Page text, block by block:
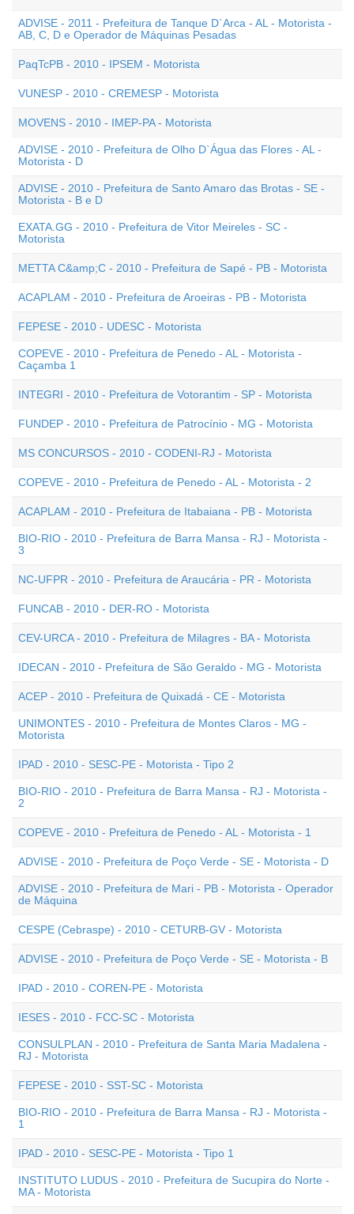
ADVISE - 2011 - Prefeitura de Tanque D`Arca - AL - Motorista -
AB, C, D e Operador de Máquinas Pesadas
PaqTcPB - 2010 - IPSEM - Motorista
VUNESP - 2010 - CREMESP - Motorista
MOVENS - 2010 - IMEP-PA - Motorista
ADVISE - 2010 - Prefeitura de Olho D`Água das Flores - AL -
Motorista - D
ADVISE - 2010 - Prefeitura de Santo Amaro das Brotas - SE -
Motorista - B e D
EXATA.GG - 2010 - Prefeitura de Vitor Meireles - SC -
Motorista
METTA C&amp;C - 2010 - Prefeitura de Sapé - PB - Motorista
ACAPLAM - 2010 - Prefeitura de Aroeiras - PB - Motorista
FEPESE - 2010 - UDESC - Motorista
COPEVE - 2010 - Prefeitura de Penedo - AL - Motorista -
Caçamba 1
INTEGRI - 2010 - Prefeitura de Votorantim - SP - Motorista
FUNDEP - 2010 - Prefeitura de Patrocínio - MG - Motorista
MS CONCURSOS - 2010 - CODENI-RJ - Motorista
COPEVE - 2010 - Prefeitura de Penedo - AL - Motorista - 2
ACAPLAM - 2010 - Prefeitura de Itabaiana - PB - Motorista
BIO-RIO - 2010 - Prefeitura de Barra Mansa - RJ - Motorista -
3
NC-UFPR - 2010 - Prefeitura de Araucária - PR - Motorista
FUNCAB - 2010 - DER-RO - Motorista
CEV-URCA - 2010 - Prefeitura de Milagres - BA - Motorista
IDECAN - 2010 - Prefeitura de São Geraldo - MG - Motorista
ACEP - 2010 - Prefeitura de Quixadá - CE - Motorista
UNIMONTES - 2010 - Prefeitura de Montes Claros - MG -
Motorista
IPAD - 2010 - SESC-PE - Motorista - Tipo 2
BIO-RIO - 2010 - Prefeitura de Barra Mansa - RJ - Motorista -
2
COPEVE - 2010 - Prefeitura de Penedo - AL - Motorista - 1
ADVISE - 2010 - Prefeitura de Poço Verde - SE - Motorista - D
ADVISE - 2010 - Prefeitura de Mari - PB - Motorista - Operador
de Máquina
CESPE (Cebraspe) - 2010 - CETURB-GV - Motorista
ADVISE - 2010 - Prefeitura de Poço Verde - SE - Motorista - B
IPAD - 2010 - COREN-PE - Motorista
IESES - 2010 - FCC-SC - Motorista
CONSULPLAN - 2010 - Prefeitura de Santa Maria Madalena -
RJ - Motorista
FEPESE - 2010 - SST-SC - Motorista
BIO-RIO - 2010 - Prefeitura de Barra Mansa - RJ - Motorista -
1
IPAD - 2010 - SESC-PE - Motorista - Tipo 1
INSTITUTO LUDUS - 2010 - Prefeitura de Sucupira do Norte -
MA - Motorista